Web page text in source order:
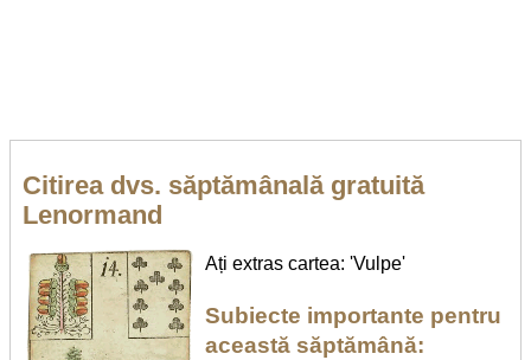
Citirea dvs. săptămânală gratuită
Lenormand
Ați extras cartea: 'Vulpe'
Subiecte importante pentru
această săptămână: